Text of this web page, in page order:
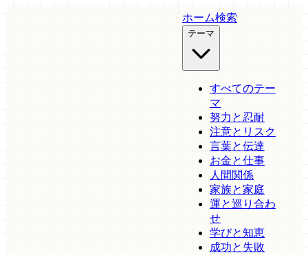
ホーム検索
テーマ
すべてのテー
マ
努力と忍耐
注意とリスク
言葉と伝達
お金と仕事
人間関係
家族と家庭
運と巡り合わ
せ
学びと知恵
成功と失敗